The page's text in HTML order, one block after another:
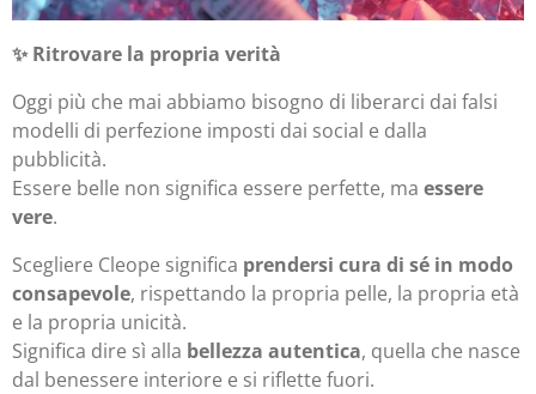
✨ Ritrovare la propria verità
Oggi più che mai abbiamo bisogno di liberarci dai falsi
modelli di perfezione imposti dai social e dalla
pubblicità.
Essere belle non significa essere perfette, ma essere
vere.
Scegliere Cleope significa prendersi cura di sé in modo
consapevole, rispettando la propria pelle, la propria età
e la propria unicità.
Significa dire sì alla bellezza autentica, quella che nasce
dal benessere interiore e si riflette fuori.